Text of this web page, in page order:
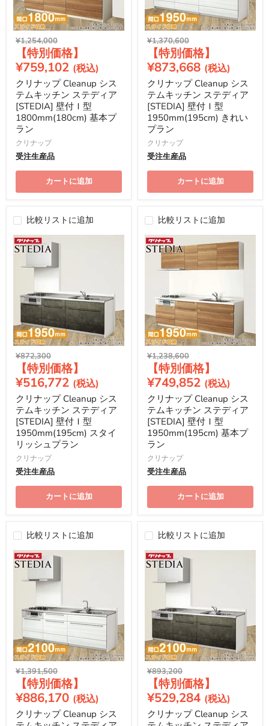
元
価
格
¥1,254,000
在
の
価
格
¥759,102
クリナップ Cleanup シス
テムキッチン ステディア
[STEDIA] 壁付Ｉ型
1800mm(180cm) 基本プ
ラン
クリナップ
受注生産品
カートに追加
元
価
格
¥1,370,600
在
の
価
格
¥873,668
クリナップ Cleanup シス
テムキッチン ステディア
[STEDIA] 壁付Ｉ型
1950mm(195cm) きれい
プラン
クリナップ
受注生産品
カートに追加
比較リストに追加
元
価
格
¥872,300
在
の
価
格
¥516,772
クリナップ Cleanup シス
テムキッチン ステディア
[STEDIA] 壁付Ｉ型
1950mm(195cm) スタイ
リッシュプラン
クリナップ
受注生産品
カートに追加
比較リストに追加
元
価
格
¥1,238,600
在
の
価
格
¥749,852
クリナップ Cleanup シス
テムキッチン ステディア
[STEDIA] 壁付Ｉ型
1950mm(195cm) 基本プ
ラン
クリナップ
受注生産品
カートに追加
比較リストに追加
元
価
格
¥1,391,500
在
の
¥886,170
クリナップ Cleanup シス
比較リストに追加
元
価
格
¥893,200
在
の
¥529,284
クリナップ Cleanup シス